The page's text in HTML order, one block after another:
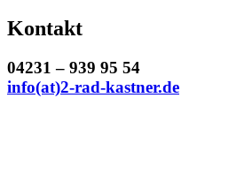
Kontakt
04231 – 939 95 54
info(at)2-rad-kastner.de